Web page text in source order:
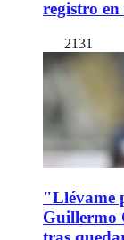
registro en
2131
"Llévame
Guillermo